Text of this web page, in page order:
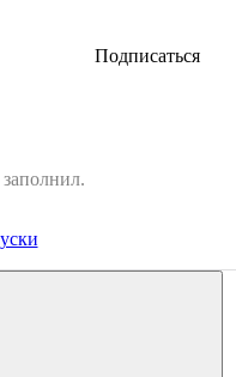
Подписаться